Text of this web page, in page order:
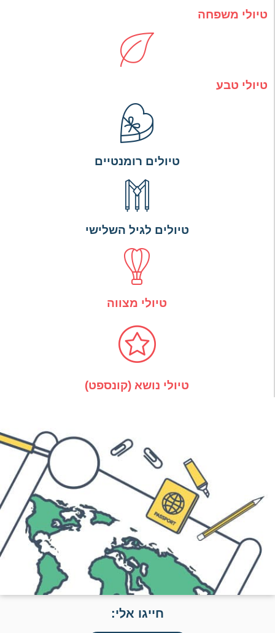
טיולי משפחה
טיולי טבע
טיולים רומנטיים
טיולים לגיל השלישי
טיולי מצווה
טיולי נושא (קונספט)
חייגו אלי: